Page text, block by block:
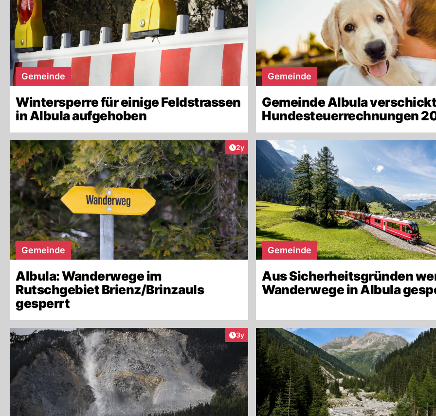
Gemeinde
Wintersperre für einige Feldstrassen
in Albula aufgehoben
Gemeinde
Gemeinde Albula
Hundesteuerrechnungen
Artikel veröffentlicht:
2y
Gemeinde
Albula: Wanderwege im
Rutschgebiet Brienz/Brinzauls
gesperrt
Gemeinde
Aus Sicherheitsgründen
Wanderwege in Albula
Artikel veröffentlicht:
3y